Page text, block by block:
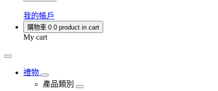
我的帳戶
購物車 0 0 product in cart
My cart
禮物
產品類別